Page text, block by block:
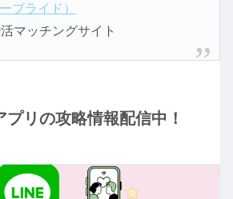
ブライド）
マッチングサイト
プリの攻略情報配信中！